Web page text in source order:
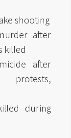
shooting
after
killed
after
protests,
during